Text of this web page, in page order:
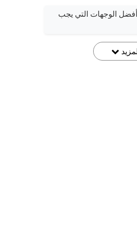
الوجهات التي يجب